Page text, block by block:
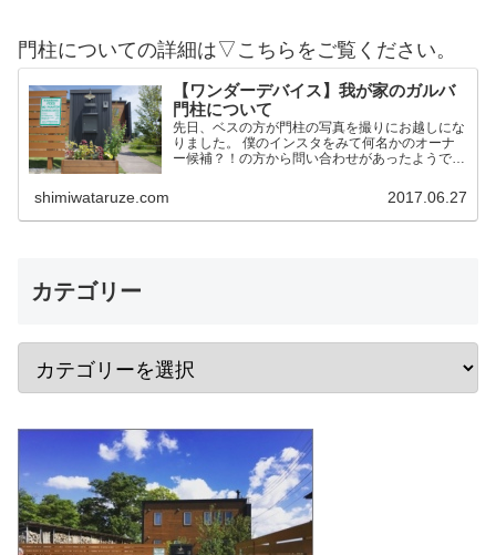
門柱についての詳細は▽こちらをご覧ください。
【ワンダーデバイス】我が家のガルバ
門柱について
先日、ベスの方が門柱の写真を撮りにお越しにな
りました。 僕のインスタをみて何名かのオーナ
ー候補？！の方から問い合わせがあったようで
て詳細を記載しておこうかと思います。 作りは
shimiwataruze.com 2017.06.27
カテゴリー